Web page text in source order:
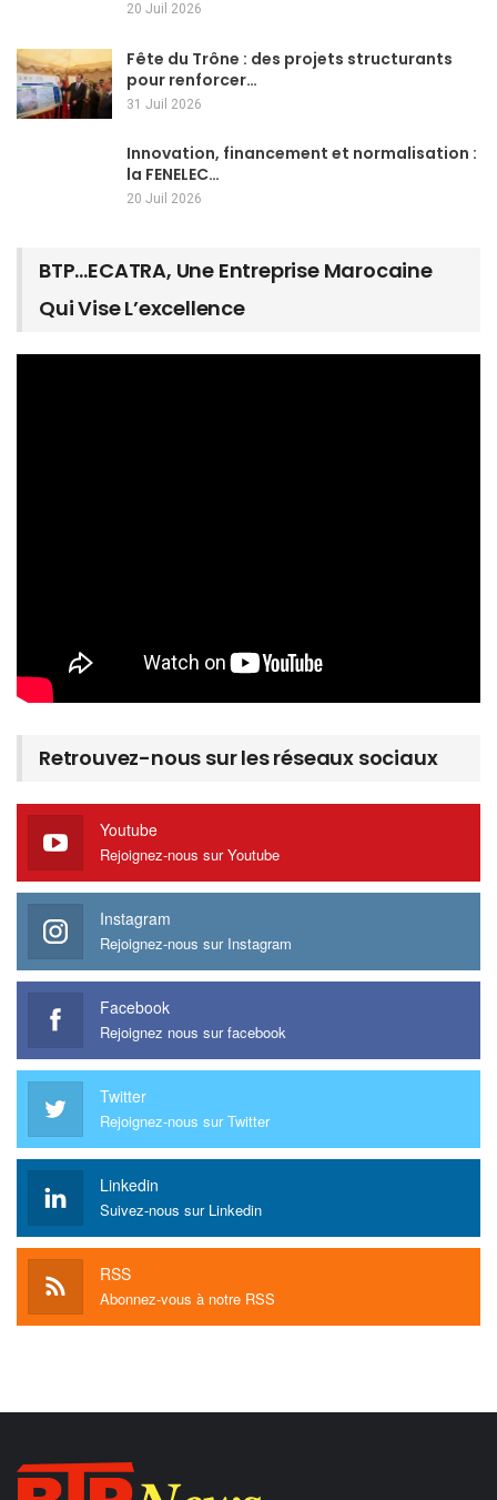
20 Juil 2026
Fête du Trône : des projets structurants
pour renforcer…
31 Juil 2026
Innovation, financement et normalisation :
la FENELEC…
20 Juil 2026
BTP…ECATRA, Une Entreprise Marocaine
Qui Vise L’excellence
Retrouvez-nous sur les réseaux sociaux
Youtube
Rejoignez-nous sur Youtube
Instagram
Rejoignez-nous sur Instagram
Facebook
Rejoignez nous sur facebook
Twitter
Rejoignez-nous sur Twitter
Linkedin
Suivez-nous sur Linkedin
RSS
Abonnez-vous à notre RSS